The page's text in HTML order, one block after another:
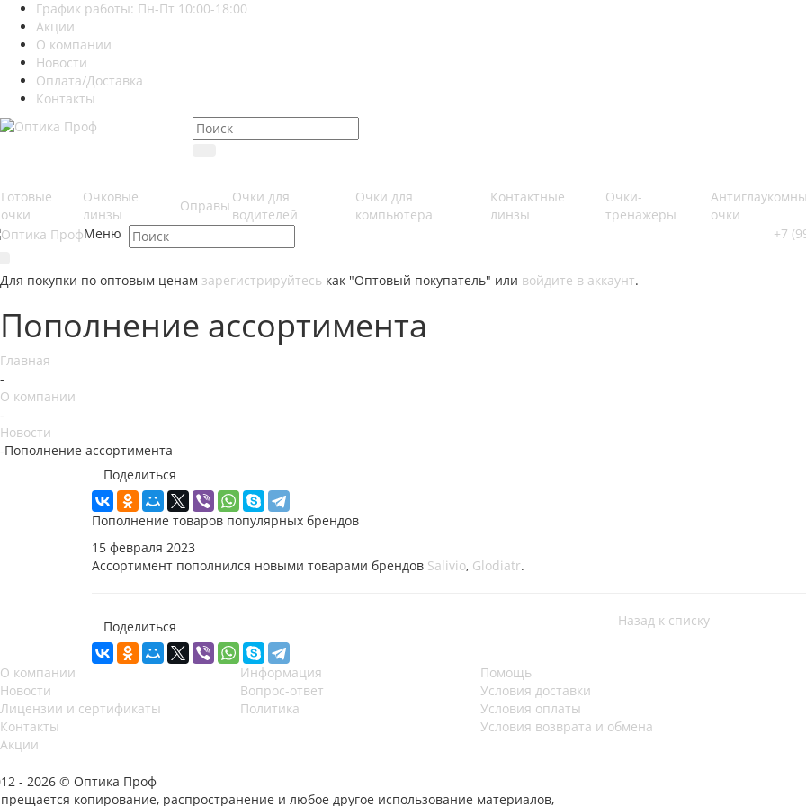
График работы: Пн-Пт 10:00-18:00
Акции
О компании
Новости
Оплата/Доставка
Контакты
Готовые
очки
Очковые
линзы
Оправы
Очки для
водителей
Очки для
компьютера
Контактные
линзы
Очки-
тренажеры
очки
Меню
+7
Для покупки по оптовым ценам зарегистрируйтесь как "Оптовый покупатель" или войдите в аккаунт.
Пополнение ассортимента
Главная
-
О компании
-
Новости
-Пополнение ассортимента
Поделиться
Пополнение товаров популярных брендов
15 февраля 2023
Ассортимент пополнился новыми товарами брендов Salivio, Glodiatr.
Поделиться Назад к списку
О компании
Новости
Лицензии и сертификаты
Контакты
Акции
Информация
Вопрос-ответ
Политика
Помощь
Условия доставки
Условия оплаты
Условия возврата и обмена
- 2026 © Оптика Проф
копирование, распространение и любое другое использование материалов,